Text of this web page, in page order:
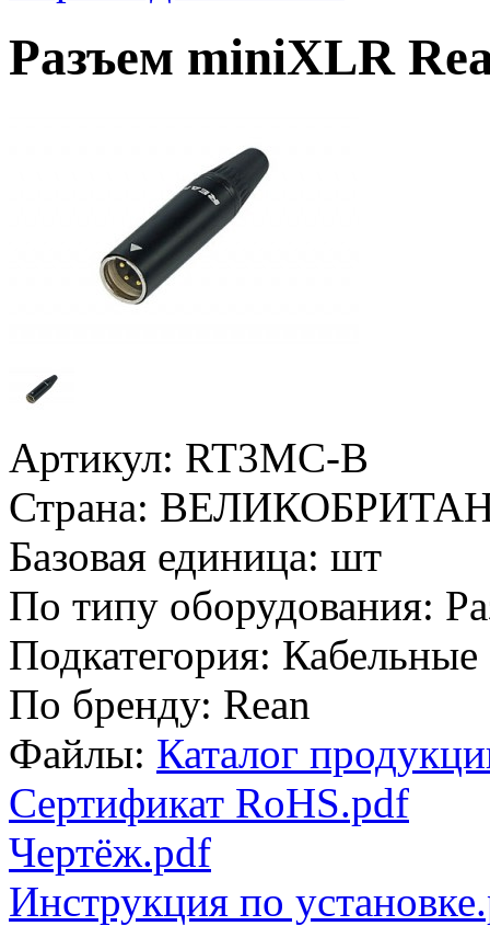
Разъем miniXLR
Артикул: RT3MC-B
Страна:
Базовая единица: шт
По типу оборудования:
Подкатегория: Кабельные
По бренду: Rean
Файлы: Каталог
Сертификат RoHS.pdf
Чертёж.pdf
Инструкция по